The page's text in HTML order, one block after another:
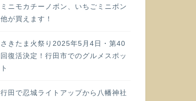
ミニモカチーノボン、いちごミニボン
他が買えます！
さきたま火祭り2025年5月4日・第40
回復活決定！行田市でのグルメスポッ
ト
行田で忍城ライトアップから八幡神社